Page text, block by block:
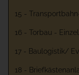
15 -
16 - Torbau -
17 - Baulogistik/
18 -